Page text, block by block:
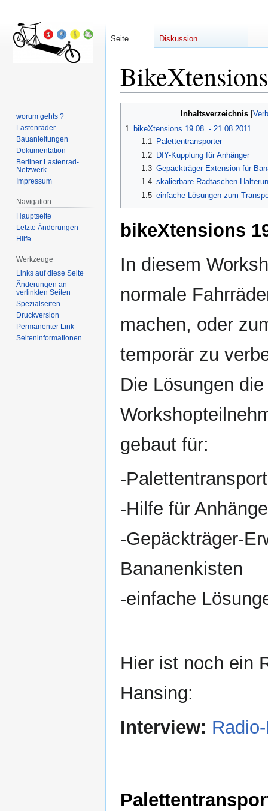
Inhaltsverzeichnis
1 bikeXtensions 19.08. - 21.08.2011
1.1
Palettentransporter
1.2
DIY-Kupplung für Anhänger
1.3 Gepäckträger-Extension für
1.4 skalierbare Radtaschen-
1.5 einfache Lösungen zum
bikeXtensions
In diesem
normale
machen, oder
temporär zu
Die Lösungen
gebaut für:
-
-Hilfe für
-Gepäckträger-
Bananenkisten
-einfache
Hier ist noch ein
Hansing:
Interview:
Seite Diskussion
worum gehts ?
Lastenräder
Bauanleitungen
Dokumentation
Berliner Lastenrad-
Netzwerk
Impressum
Navigation
Hauptseite
Letzte Änderungen
Hilfe
Werkzeuge
Links auf diese Seite
Änderungen an
verlinkten Seiten
Spezialseiten
Druckversion
Permanenter Link
Seiten­informationen